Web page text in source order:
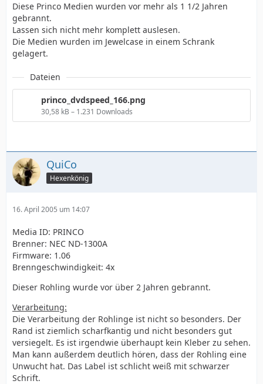
Diese Princo Medien wurden vor mehr als 1 1/2 Jahren
gebrannt.
Lassen sich nicht mehr komplett auslesen.
Die Medien wurden im Jewelcase in einem Schrank
gelagert.
Dateien
princo_dvdspeed_166.png
30,58 kB – 1.231 Downloads
QuiCo
Hexenkönig
16. April 2005 um 14:07
Media ID: PRINCO
Brenner: NEC ND-1300A
Firmware: 1.06
Brenngeschwindigkeit: 4x
Dieser Rohling wurde vor über 2 Jahren gebrannt.
Verarbeitung:
Die Verarbeitung der Rohlinge ist nicht so besonders. Der
Rand ist ziemlich scharfkantig und nicht besonders gut
versiegelt. Es ist irgendwie überhaupt kein Kleber zu sehen.
Man kann außerdem deutlich hören, dass der Rohling eine
Unwucht hat. Das Label ist schlicht weiß mit schwarzer
Schrift.